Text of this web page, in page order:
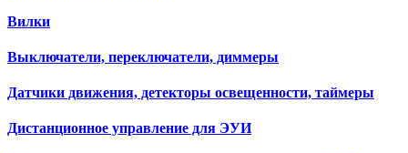
Вилки
Выключатели, переключатели, диммеры
Датчики движения, детекторы освещенности, таймеры
Дистанционное управление для ЭУИ